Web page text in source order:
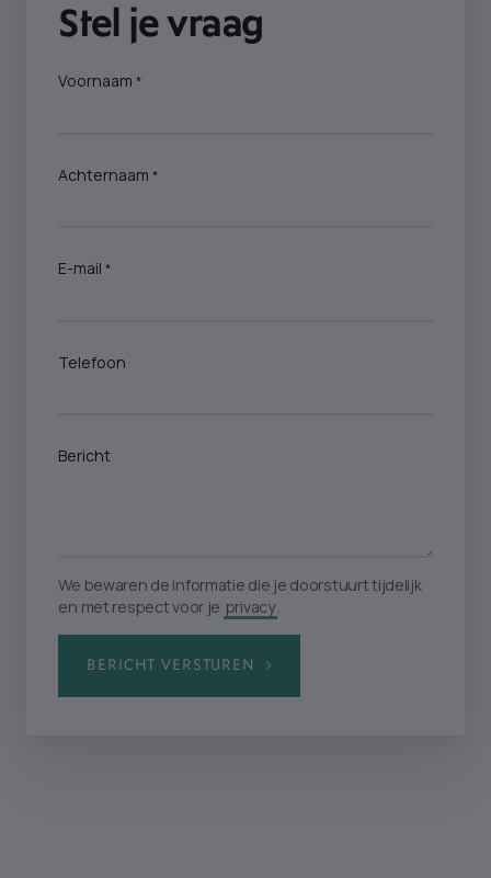
Stel je vraag
Voornaam
Achternaam
E-mail
Telefoon
Bericht
We bewaren de informatie die je doorstuurt tijdelijk
en met respect voor je privacy.
BERICHT VERSTUREN